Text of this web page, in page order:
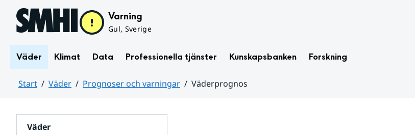
Hoppa till sidans innehåll Varning
Gul, Sverige
Väder Klimat Data Professionella tjänster Kunskapsbanken Forskning
Start Väder Prognoser och varningar
Väderprognos
Väder
för
varningar